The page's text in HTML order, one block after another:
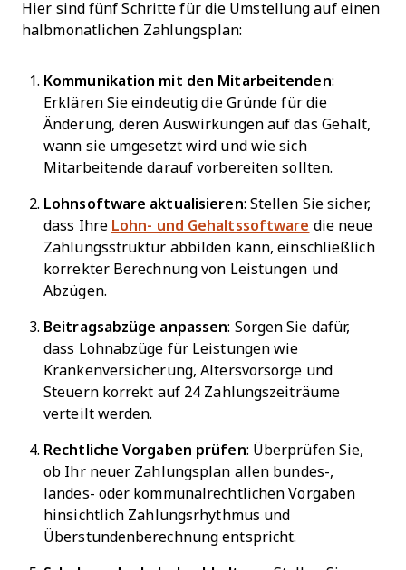
Hier sind fünf Schritte für die Umstellung auf einen
halbmonatlichen Zahlungsplan:
Kommunikation mit den Mitarbeitenden:
Erklären Sie eindeutig die Gründe für die
Änderung, deren Auswirkungen auf das Gehalt,
wann sie umgesetzt wird und wie sich
Mitarbeitende darauf vorbereiten sollten.
Lohnsoftware aktualisieren: Stellen Sie sicher,
dass Ihre Lohn- und Gehaltssoftware die neue
Zahlungsstruktur abbilden kann, einschließlich
korrekter Berechnung von Leistungen und
Abzügen.
Beitragsabzüge anpassen: Sorgen Sie dafür,
dass Lohnabzüge für Leistungen wie
Krankenversicherung, Altersvorsorge und
Steuern korrekt auf 24 Zahlungszeiträume
verteilt werden.
Rechtliche Vorgaben prüfen: Überprüfen Sie,
ob Ihr neuer Zahlungsplan allen bundes-,
landes- oder kommunalrechtlichen Vorgaben
hinsichtlich Zahlungsrhythmus und
Überstundenberechnung entspricht.